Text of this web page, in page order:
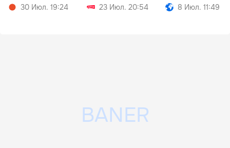
30 Июл. 19:24
23 Июл. 20:54
8 Июл. 11:49